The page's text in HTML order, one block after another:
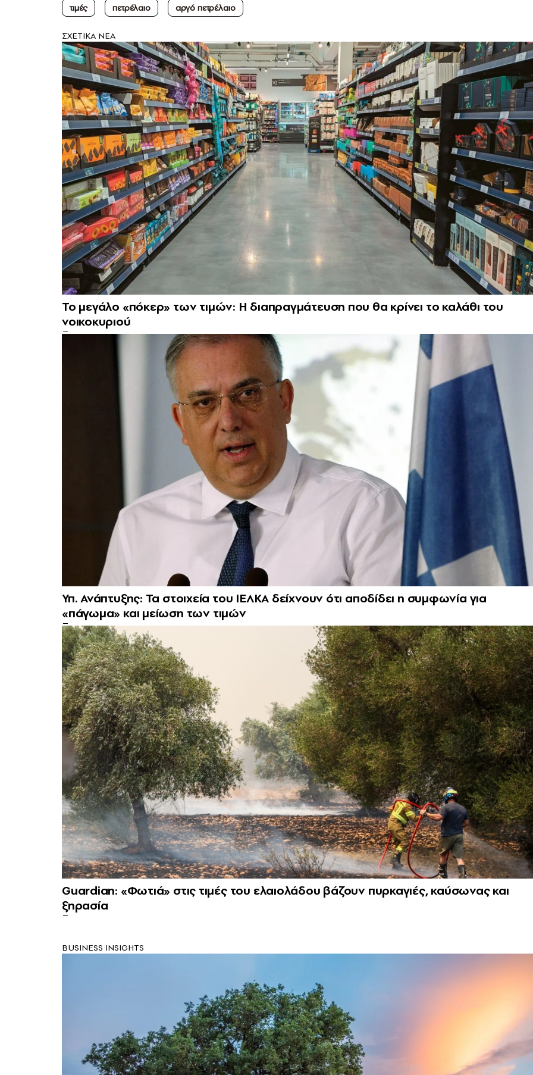
τιμές
πετρέλαιο αργό πετρέλαιο
ΣXETIKA NEA
Το μεγάλο «πόκερ» των τιμών: Η διαπραγμάτευση που θα κρίνει το καλάθι του
νοικοκυριού
Υπ. Ανάπτυξης: Τα στοιχεία του ΙΕΛΚΑ δείχνουν ότι αποδίδει η συμφωνία για
«πάγωμα» και μείωση των τιμών
Guardian: «Φωτιά» στις τιμές του ελαιολάδου βάζουν πυρκαγιές, καύσωνας και
ξηρασία
BUSINESS INSIGHTS